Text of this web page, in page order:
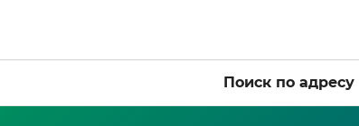
Поиск по адресу